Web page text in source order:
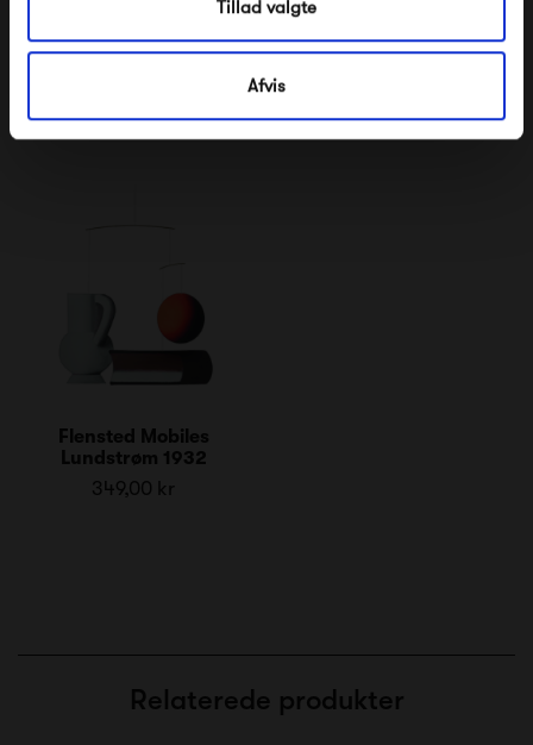
Tillad valgte
Afvis
349,00 kr 649,00 kr
Flensted Mobiles
Lundstrøm 1932
349,00 kr
Relaterede produkter